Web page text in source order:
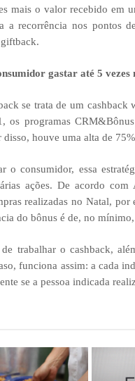
mais o valor recebido em
a recorrência nos pontos
gastar até 5 vezes
se trata de um
os programas
houve uma alta de
o consumidor, essa
ações. De acordo com
realizadas no Natal,
do bônus é de, no
trabalhar o cashback,
funciona assim: a cada
se a pessoa indicada